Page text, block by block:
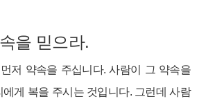
을 믿으라.
저 약속을 주십니다. 사람이 그 약속을
게 복을 주시는 것입니다. 그런데 사람